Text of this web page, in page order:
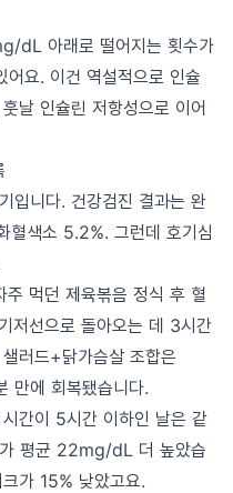
dL 아래로 떨어지는 횟수가
어요. 이건 역설적으로 인슐
날 인슐린 저항성으로 이어
입니다. 건강검진 결과는 완
색소 5.2%. 그런데 호기심
주 먹던 제육볶음 정식 후 혈
저선으로 돌아오는 데 3시간
러드+닭가슴살 조합은
에 회복됐습니다.
간이 5시간 이하인 날은 같
평균 22mg/dL 더 높았습
가 15% 낮았고요.